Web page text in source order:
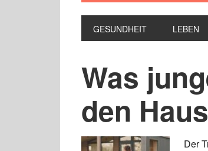
GESUNDHEIT LEBEN
Was
den
Der